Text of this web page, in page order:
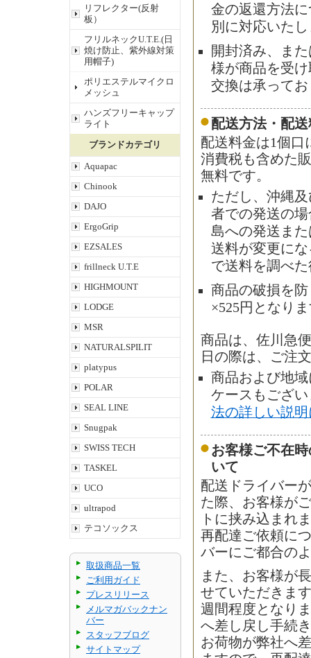
リフレクター(反射
板）
フリルネックU.T.E.(日
焼け防止、紫外線対策
用帽子)
ポリエステルマイクロ
メッシュ
ハンズフリーキャップ
ライト
ブランドカテゴリ
Aquapac
Chinook
DAJO
ErgoGrip
EZSALES
frillneck U.T.E
HIGHMOUNT
LODGE
MSR
NATURALSPILIT
platypus
POLAR
SEAL LINE
Snugpak
SWISS TECH
TASKEL
UCO
ultrapod
テコソックス
取扱商品一覧
ご利用ガイド
プレスリリース
メルマガバックナン
バー
スタッフブログ
サイトマップ
金の返還方法
別に対応いた
開封済み、ま
様が商品を受
交換は承って
配送方法・配
配送料金は1個口
消費税も含めた
無料です。
ただし、沖縄
者での発送の
島への発送ま
送料が変更に
で送料を調べ
商品の破損を
×525円となり
商品は、佐川急
日の際は、ご注
商品および地
ケースもござ
法の詳しい説
お客様ご不在
いて
配送ドライバー
た際、お客様が
トに挟み込まれ
再配達ご依頼に
バーにご都合の
また、お客様が
せていただきま
週間程度となり
へ差し戻し手続
お荷物が弊社へ